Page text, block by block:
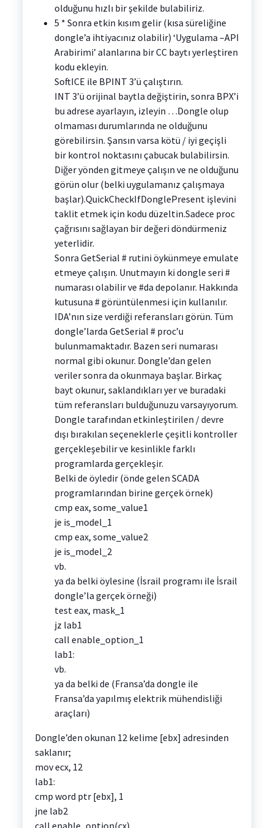
olduğunu hızlı bir şekilde bulabiliriz.
5 * Sonra etkin kısım gelir (kısa süreliğine
dongle’a ihtiyacınız olabilir) ‘Uygulama –API
Arabirimi’ alanlarına bir CC baytı yerleştiren
kodu ekleyin.
SoftICE ile BPINT 3’ü çalıştırın.
INT 3’ü orijinal baytla değiştirin, sonra BPX’i
bu adrese ayarlayın, izleyin …Dongle olup
olmaması durumlarında ne olduğunu
görebilirsin. Şansın varsa kötü / iyi geçişli
bir kontrol noktasını çabucak bulabilirsin.
Diğer yönden gitmeye çalışın ve ne olduğunu
görün olur (belki uygulamanız çalışmaya
başlar).QuickCheckIfDonglePresent işlevini
taklit etmek için kodu düzeltin.Sadece proc
çağrısını sağlayan bir değeri döndürmeniz
yeterlidir.
Sonra GetSerial # rutini öykünmeye emulate
etmeye çalışın. Unutmayın ki dongle seri #
numarası olabilir ve #da depolanır. Hakkında
kutusuna # görüntülenmesi için kullanılır.
IDA’nın size verdiği referansları görün. Tüm
dongle’larda GetSerial # proc’u
bulunmamaktadır. Bazen seri numarası
normal gibi okunur. Dongle’dan gelen
veriler sonra da okunmaya başlar. Birkaç
bayt okunur, saklandıkları yer ve buradaki
tüm referansları bulduğunuzu varsayıyorum.
Dongle tarafından etkinleştirilen / devre
dışı bırakılan seçeneklerle çeşitli kontroller
gerçekleşebilir ve kesinlikle farklı
programlarda gerçekleşir.
Belki de öyledir (önde gelen SCADA
programlarından birine gerçek örnek)
cmp eax, some_value1
je is_model_1
cmp eax, some_value2
je is_model_2
vb.
ya da belki öylesine (İsrail programı ile İsrail
dongle’la gerçek örneği)
test eax, mask_1
jz lab1
call enable_option_1
lab1:
vb.
ya da belki de (Fransa’da dongle ile
Fransa’da yapılmış elektrik mühendisliği
araçları)
Dongle’den okunan 12 kelime [ebx] adresinden
saklanır;
mov ecx, 12
lab1:
cmp word ptr [ebx], 1
jne lab2
call enable_option(cx)